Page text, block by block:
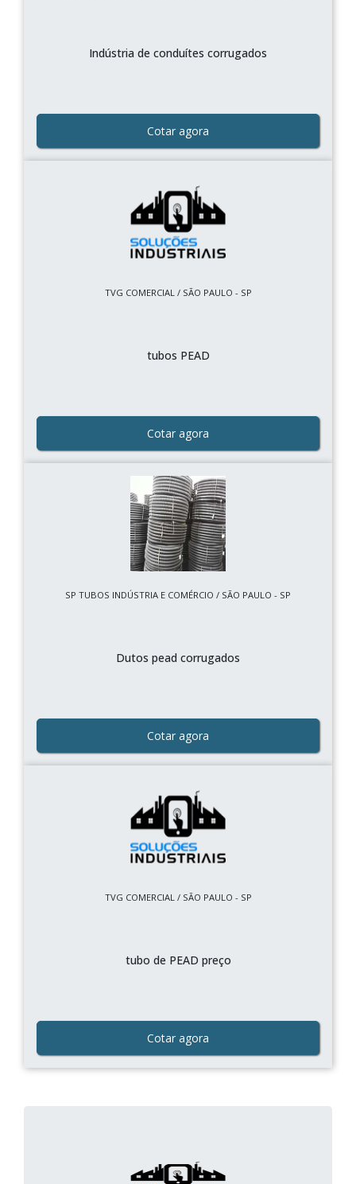
Indústria de conduítes corrugados
Cotar agora
TVG COMERCIAL / SÃO PAULO - SP
tubos PEAD
Cotar agora
SP TUBOS INDÚSTRIA E COMÉRCIO / SÃO PAULO - SP
Dutos pead corrugados
Cotar agora
TVG COMERCIAL / SÃO PAULO - SP
tubo de PEAD preço
Cotar agora